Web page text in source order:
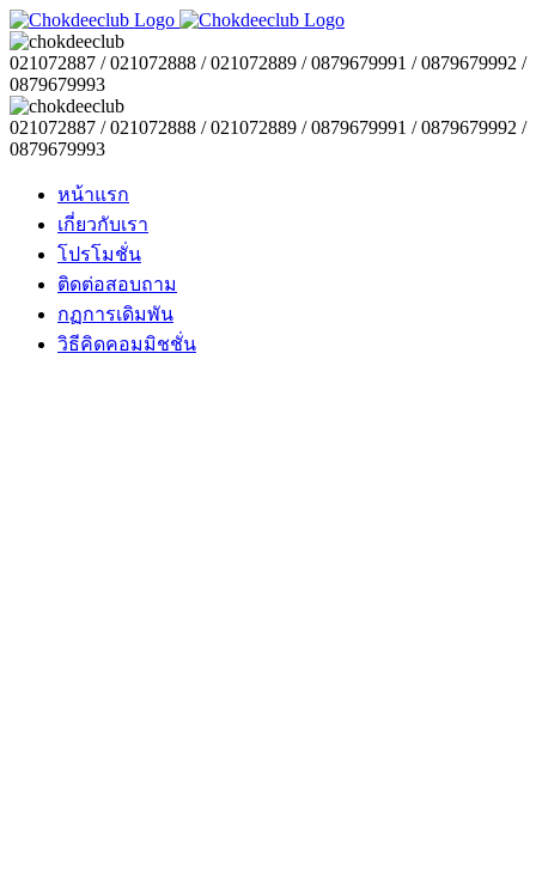
021072887 / 021072888 / 021072889 / 0879679991 / 0879679992 /
0879679993
021072887 / 021072888 / 021072889 / 0879679991 / 0879679992 /
0879679993
หน้าแรก
เกี่ยวกับเรา
โปรโมชั่น
ติดต่อสอบถาม
กฏการเดิมพัน
วิธีคิดคอมมิชชั่น